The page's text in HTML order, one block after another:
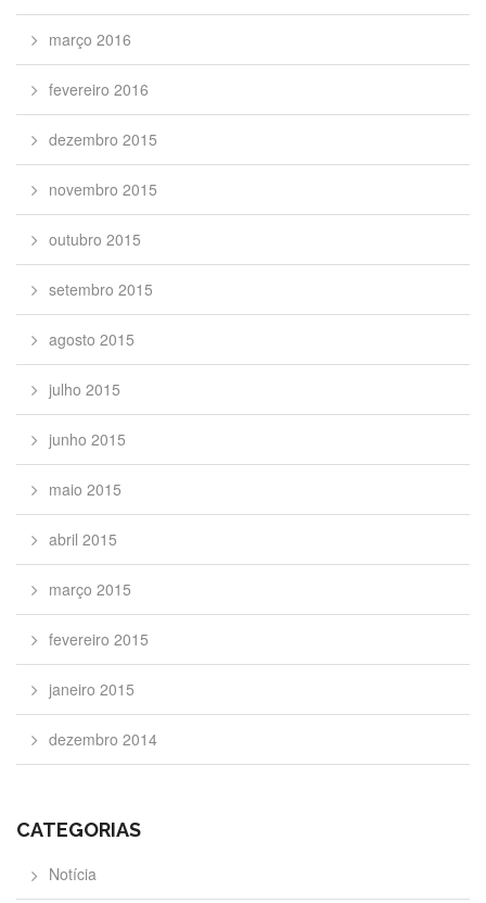
março 2016
fevereiro 2016
dezembro 2015
novembro 2015
outubro 2015
setembro 2015
agosto 2015
julho 2015
junho 2015
maio 2015
abril 2015
março 2015
fevereiro 2015
janeiro 2015
dezembro 2014
CATEGORIAS
Notícia